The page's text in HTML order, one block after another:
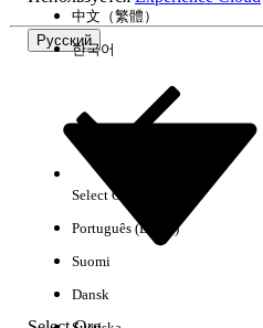
Результаты
Проверьте орфографию
Русский
中文（繁體）
한국어
Select Org
Português (Brasil)
Suomi
Dansk